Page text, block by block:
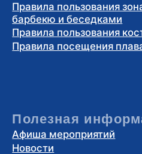
Карта парка
Как добраться